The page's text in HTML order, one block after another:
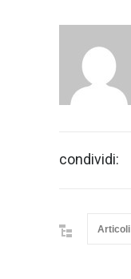
condividi:
Articoli